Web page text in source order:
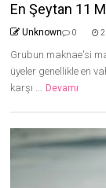
En Şeytan 11
Unknown 0
Grubun maknae'si
üyeler genellikle en
karşı ... Devamı